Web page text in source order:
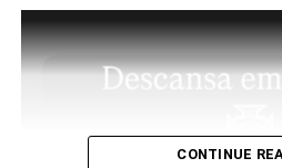
Για εμάς δεν έχει αλλάξει κάτι,
από την αρχή μέχρι σήμερα
CONTINUE